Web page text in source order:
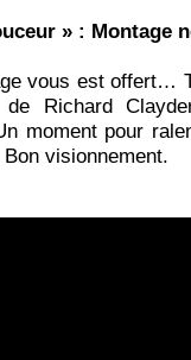
» : Montage
vous est offert…
de Richard
moment pour
visionnement.